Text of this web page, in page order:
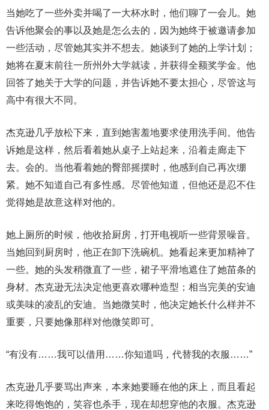
当她吃了一些外卖并喝了一大杯水时，他们聊了一会儿。她
告诉他聚会的事以及她是怎么去的，因为她终于被邀请参加
一些活动，尽管她其实并不想去。她谈到了她的上学计划；
她将在夏末前往一所州外大学就读，并获得全额奖学金。他
回答了她关于大学的问题，并告诉她不要太担心，尽管这与
高中有很大不同。
杰克逊几乎放松下来，直到她害羞地要求使用洗手间。他告
诉她是这样，然后看着她从桌子上站起来，沿着走廊走下
去。会的。当他看着她的臀部摇摆时，他感到自己再次绷
紧。她不知道自己有多性感。尽管他知道，但他还是忍不住
觉得她是故意这样对他的。
她上厕所的时候，他收拾厨房，打开电视听一些背景噪音。
当她回到厨房时，他正在卸下洗碗机。她看起来更加精神了
一些。她的头发稍微直了一些，裙子平滑地遮住了她苗条的
身材。杰克逊无法决定他更喜欢哪种造型；相当完美的安迪
或美味的凌乱的安迪。当她微笑时，他决定她长什么样并不
重要，只要她像那样对他微笑即可。
“有没有……我可以借用……你知道吗，代替我的衣服……”
杰克逊几乎要骂出声来，本来她要睡在他的床上，而且看起
来吃得饱饱的，笑容也杀手，现在却想穿他的衣服。杰克逊